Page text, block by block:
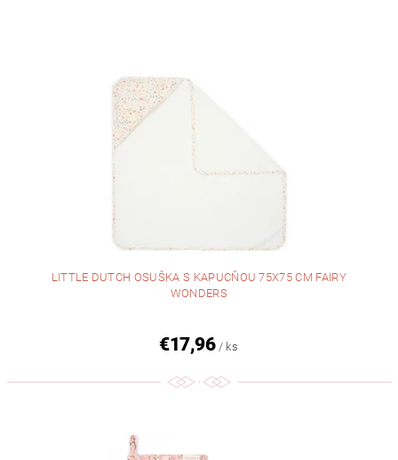
LITTLE DUTCH OSUŠKA S KAPUCŇOU 75X75 CM FAIRY
WONDERS
€17,96 / ks